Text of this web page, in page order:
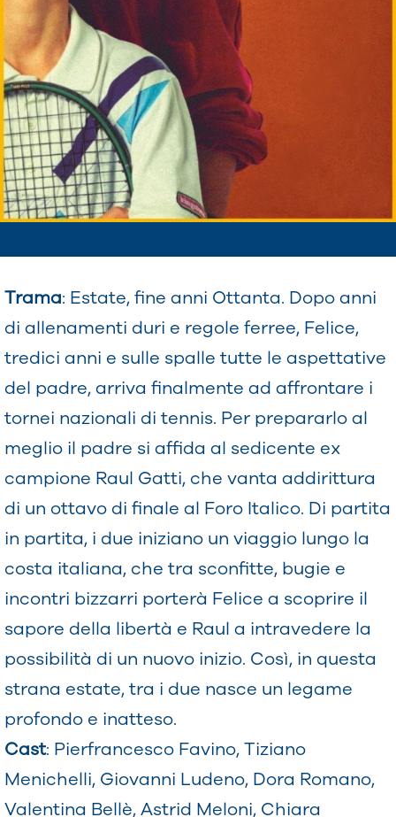
Trama: Estate, fine anni Ottanta. Dopo anni
di allenamenti duri e regole ferree, Felice,
tredici anni e sulle spalle tutte le aspettative
del padre, arriva finalmente ad affrontare i
tornei nazionali di tennis. Per prepararlo al
meglio il padre si affida al sedicente ex
campione Raul Gatti, che vanta addirittura
di un ottavo di finale al Foro Italico. Di partita
in partita, i due iniziano un viaggio lungo la
costa italiana, che tra sconfitte, bugie e
incontri bizzarri porterà Felice a scoprire il
sapore della libertà e Raul a intravedere la
possibilità di un nuovo inizio. Così, in questa
strana estate, tra i due nasce un legame
profondo e inatteso.
Cast: Pierfrancesco Favino, Tiziano
Menichelli, Giovanni Ludeno, Dora Romano,
Valentina Bellè, Astrid Meloni, Chiara